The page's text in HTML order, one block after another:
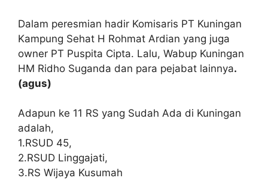
Dalam peresmian hadir Komisaris PT Kuningan
Kampung Sehat H Rohmat Ardian yang juga
owner PT Puspita Cipta. Lalu, Wabup Kuningan
HM Ridho Suganda dan para pejabat lainnya.
(agus)
Adapun ke 11 RS yang Sudah Ada di Kuningan
adalah,
1.RSUD 45,
2.RSUD Linggajati,
3.RS Wijaya Kusumah